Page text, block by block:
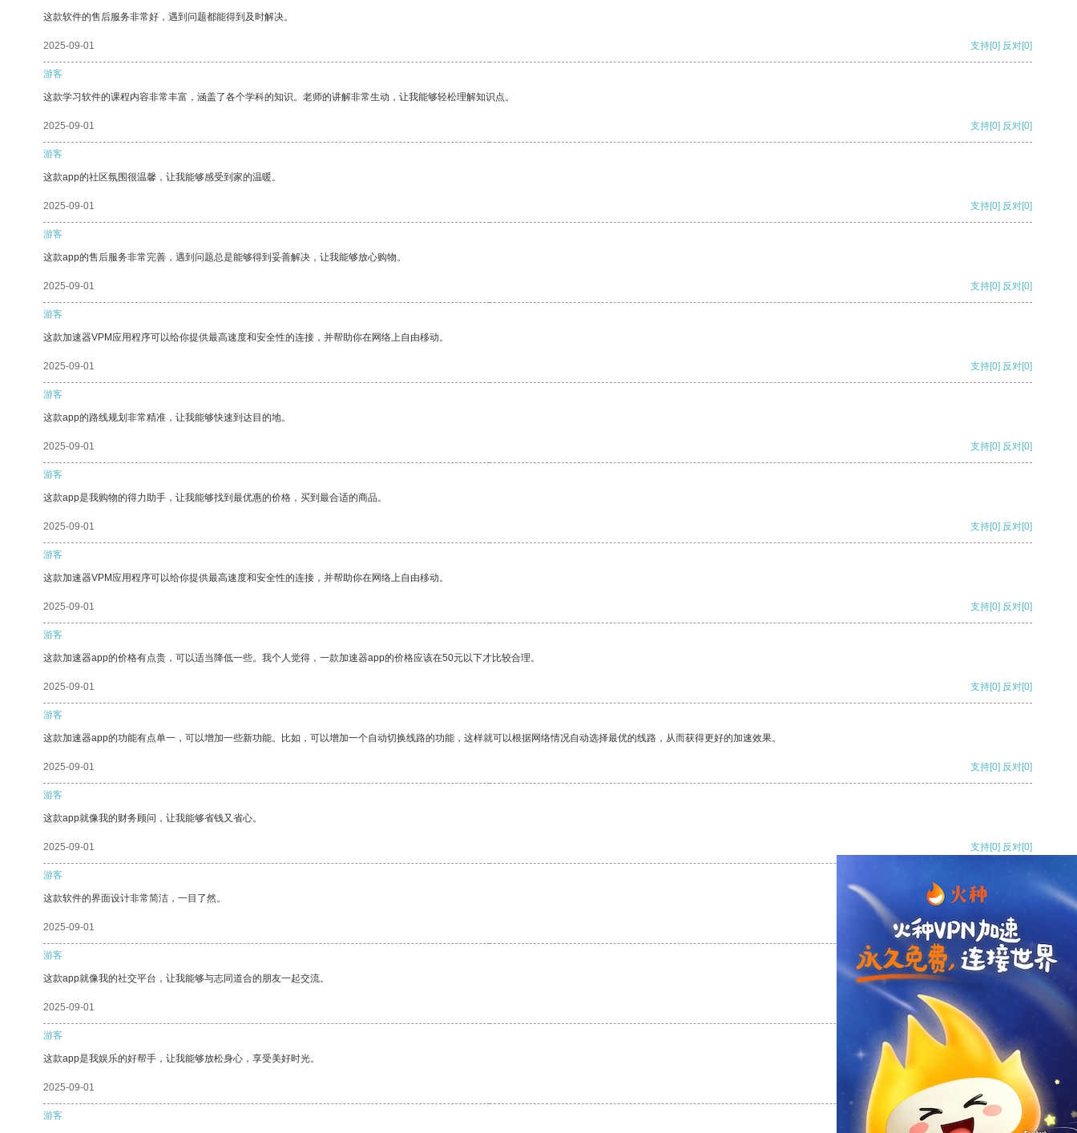
这款软件的售后服务非常好，遇到问题都能得到及时解决。
2025-09-01 支持[0] 反对[0]
游客
这款学习软件的课程内容非常丰富，涵盖了各个学科的知识。老师的讲解非常生动，让我能够轻松理解知识点。
2025-09-01 支持[0] 反对[0]
游客
这款app的社区氛围很温馨，让我能够感受到家的温暖。
2025-09-01 支持[0] 反对[0]
游客
这款app的售后服务非常完善，遇到问题总是能够得到妥善解决，让我能够放心购物。
2025-09-01 支持[0] 反对[0]
游客
这款加速器VPM应用程序可以给你提供最高速度和安全性的连接，并帮助你在网络上自由移动。
2025-09-01 支持[0] 反对[0]
游客
这款app的路线规划非常精准，让我能够快速到达目的地。
2025-09-01 支持[0] 反对[0]
游客
这款app是我购物的得力助手，让我能够找到最优惠的价格，买到最合适的商品。
2025-09-01 支持[0] 反对[0]
游客
这款加速器VPM应用程序可以给你提供最高速度和安全性的连接，并帮助你在网络上自由移动。
2025-09-01 支持[0] 反对[0]
游客
这款加速器app的价格有点贵，可以适当降低一些。我个人觉得，一款加速器app的价格应该在50元以下才比较合理。
2025-09-01 支持[0] 反对[0]
游客
这款加速器app的功能有点单一，可以增加一些新功能。比如，可以增加一个自动切换线路的功能，这样就可以根据网络情况自动选择最优的线路，从而获得更好的加速效果。
2025-09-01 支持[0] 反对[0]
游客
这款app就像我的财务顾问，让我能够省钱又省心。
2025-09-01 支持[0] 反对[0]
游客
这款软件的界面设计非常简洁，一目了然。
2025-09-01 支持[0] 反对
游客
这款app就像我的社交平台，让我能够与志同道合的朋友一起交流。
2025-09-01 支持
游客
这款app是我娱乐的好帮手，让我能够放松身心，享受美好时光。
2025-09-01 反对 [0]
游客